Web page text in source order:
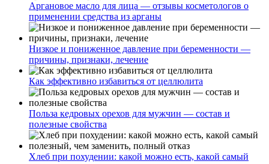
Аргановое масло для лица — отзывы косметологов о
применении средства из арганы
Низкое и пониженное давление при беременности —
причины, признаки, лечение
Как эффективно избавиться от целлюлита
Польза кедровых орехов для мужчин — состав и
полезные свойства
Хлеб при похудении: какой можно есть, какой самый